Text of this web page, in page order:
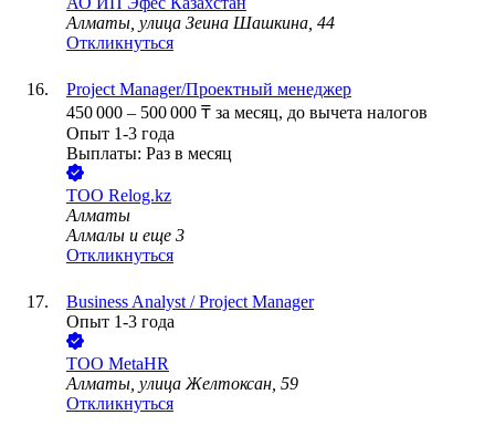
Алматы, улица Зеина Шашкина, 44
Откликнуться
Project Manager/Проектный менеджер
450 000 – 500 000 ₸ за месяц, до вычета налогов
Опыт 1-3 года
Выплаты: Раз в месяц
ТОО Relog.kz
Алматы
Алмалы и еще 3
Откликнуться
Business Analyst / Project Manager
Опыт 1-3 года
ТОО MetaHR
Алматы, улица Желтоксан, 59
Откликнуться